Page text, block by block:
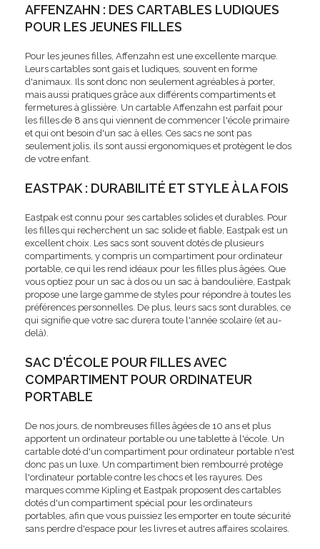
AFFENZAHN : DES CARTABLES LUDIQUES
POUR LES JEUNES FILLES
Pour les jeunes filles, Affenzahn est une excellente marque.
Leurs cartables sont gais et ludiques, souvent en forme
d'animaux. Ils sont donc non seulement agréables à porter,
mais aussi pratiques grâce aux différents compartiments et
fermetures à glissière. Un cartable Affenzahn est parfait pour
les filles de 8 ans qui viennent de commencer l'école primaire
et qui ont besoin d'un sac à elles. Ces sacs ne sont pas
seulement jolis, ils sont aussi ergonomiques et protègent le dos
de votre enfant.
EASTPAK : DURABILITÉ ET STYLE À LA FOIS
Eastpak est connu pour ses cartables solides et durables. Pour
les filles qui recherchent un sac solide et fiable, Eastpak est un
excellent choix. Les sacs sont souvent dotés de plusieurs
compartiments, y compris un compartiment pour ordinateur
portable, ce qui les rend idéaux pour les filles plus âgées. Que
vous optiez pour un sac à dos ou un sac à bandoulière, Eastpak
propose une large gamme de styles pour répondre à toutes les
préférences personnelles. De plus, leurs sacs sont durables, ce
qui signifie que votre sac durera toute l'année scolaire (et au-
delà).
SAC D'ÉCOLE POUR FILLES AVEC
COMPARTIMENT POUR ORDINATEUR
PORTABLE
De nos jours, de nombreuses filles âgées de 10 ans et plus
apportent un ordinateur portable ou une tablette à l'école. Un
cartable doté d'un compartiment pour ordinateur portable n'est
donc pas un luxe. Un compartiment bien rembourré protège
l'ordinateur portable contre les chocs et les rayures. Des
marques comme Kipling et Eastpak proposent des cartables
dotés d'un compartiment spécial pour les ordinateurs
portables, afin que vous puissiez les emporter en toute sécurité
sans perdre d'espace pour les livres et autres affaires scolaires.